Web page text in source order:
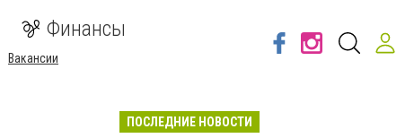
Финансы
Вакансии
ПОСЛЕДНИЕ НОВОСТИ